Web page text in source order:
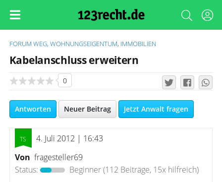
FORUM WEG, WOHNUNGSEIGENTUM, IMMOBILIEN
Kabelanschluss erweitern
0
Antworten Neuer Beitrag Jetzt Anwalt fragen
4. Juli 2012 | 16:43
Von fragesteller69
Status:
Beginner(112 Beiträge, 15x hilfreich)